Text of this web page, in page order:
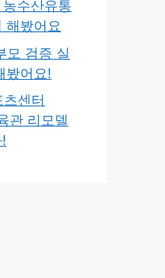
수산유통
해봤어요
모 검증 실
봤어요!
센터
관 리모델